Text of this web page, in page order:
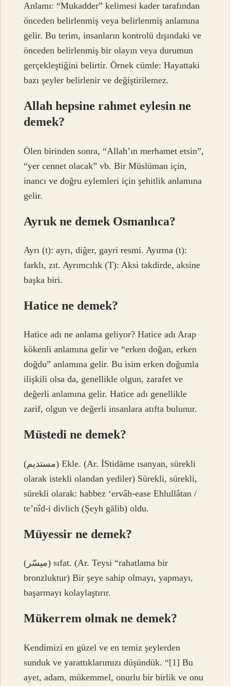
Anlamı: “Mukadder” kelimesi kader tarafından
önceden belirlenmiş veya belirlenmiş anlamına
gelir. Bu terim, insanların kontrolü dışındaki ve
önceden belirlenmiş bir olayın veya durumun
gerçekleştiğini belirtir. Örnek cümle: Hayattaki
bazı şeyler belirlenir ve değiştirilemez.
Allah hepsine rahmet eylesin ne
demek?
Ölen birinden sonra, “Allah’ın merhamet etsin”,
“yer cennet olacak” vb. Bir Müslüman için,
inancı ve doğru eylemleri için şehitlik anlamına
gelir.
Ayruk ne demek Osmanlıca?
Ayrı (t): ayrı, diğer, gayri resmi. Ayırma (t):
farklı, zıt. Ayrımcılık (T): Aksi takdirde, aksine
başka biri.
Hatice ne demek?
Hatice adı ne anlama geliyor? Hatice adı Arap
kökenli anlamına gelir ve “erken doğan, erken
doğdu” anlamına gelir. Bu isim erken doğumla
ilişkili olsa da, genellikle olgun, zarafet ve
değerli anlamına gelir. Hatice adı genellikle
zarif, olgun ve değerli insanlara atıfta bulunur.
Müstedi ne demek?
(ﻣﺴﺘﺪﻳﻢ) Ekle. (Ar. İStidāme ısanyan, sürekli
olarak istekli olandan yediler) Sürekli, sürekli,
sürekli olarak: habbez ‘ervâh-ease Ehlullâtan /
te’nîd-i divlich (Şeyh gālib) oldu.
Müyessir ne demek?
(ﻣﻴﺴّﺮ) sıfat. (Ar. Teysі “rahatlama bir
bronzluktur) Bir şeye sahip olmayı, yapmayı,
başarmayı kolaylaştırır.
Mükerrem olmak ne demek?
Kendimizi en güzel ve en temiz şeylerden
sunduk ve yarattıklarımızı düşündük. “[1] Bu
ayet, adam, mükemmel, onurlu bir birlik ve onu